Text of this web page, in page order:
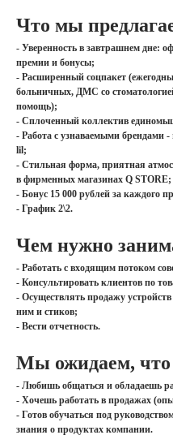
Что мы
- Уверенность в завтрашнем дне:
премии и бонусы;
- Расширенный соцпакет
больничных, ДМС со
помощь);
- Сплоченный коллектив
- Работа с узнаваемыми брендами
lil;
- Стильная форма, приятная
в фирменных магазинах Q STORE;
- Бонус 15 000 рублей за каждого
- График 2\2.
Чем нужно
- Работать с входящим потоком
- Консультировать клиентов по
- Осуществлять продажу
ним и стиков;
- Вести отчетность.
Мы ожидаем,
- Любишь общаться и обладаешь
- Хочешь работать в продажах
- Готов обучаться под
знания о продуктах компании.